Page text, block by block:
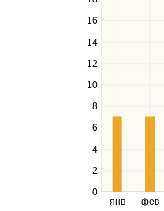
янв фев
0
2
4
6
8
10
12
14
16
and
down
to
navigate
series.
Use
the
and
right